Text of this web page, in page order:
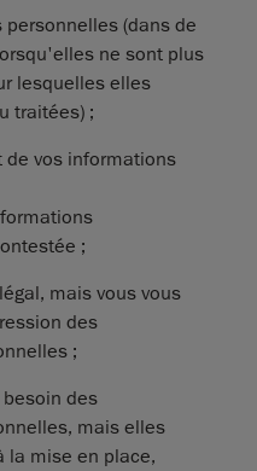
(dans de
ne sont plus
lesquelles elles
traitées) ;
vos informations
;
mais vous vous
des
;
des
mais elles
la mise en place,